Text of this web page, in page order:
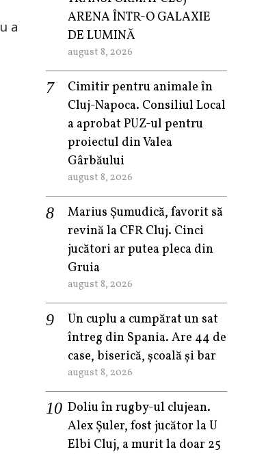
a
ARENA ÎNTR-O GALAXIE
DE LUMINĂ
august 8, 2026
Cimitir pentru animale în
Cluj-Napoca. Consiliul Local
a aprobat PUZ-ul pentru
proiectul din Valea
Gârbăului
august 8, 2026
Marius Șumudică, favorit să
revină la CFR Cluj. Cinci
jucători ar putea pleca din
Gruia
august 8, 2026
Un cuplu a cumpărat un sat
întreg din Spania. Are 44 de
case, biserică, școală și bar
august 8, 2026
Doliu în rugby-ul clujean.
Alex Șuler, fost jucător la U
Elbi Cluj, a murit la doar 25